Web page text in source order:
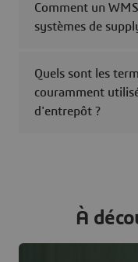
Comment un
systèmes de
Quels sont les
couramment
d'entrepôt ?
À